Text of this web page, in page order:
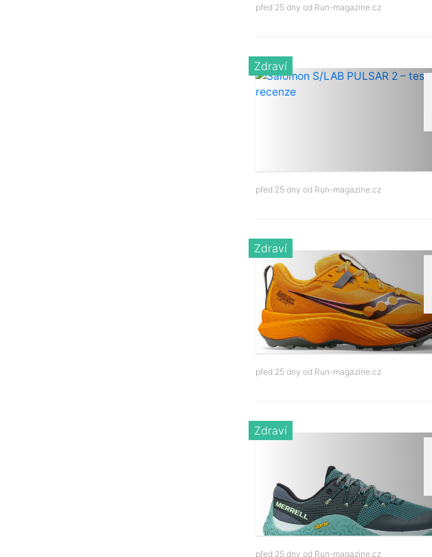
před 25 dny od Run-magazine.cz
Zdraví
před 25 dny od Run-magazine.cz
Zdraví
před 25 dny od Run-magazine.cz
Zdraví
před 25 dny od Run-magazine.cz